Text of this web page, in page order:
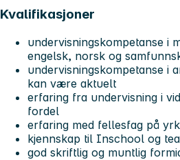
Kvalifikasjoner
undervisningskompetanse i
engelsk, norsk og
undervisningskompetanse i
kan være aktuelt
erfaring fra undervisning i
fordel
erfaring med fellesfag på
kjennskap til Inschool og
god skriftlig og muntlig